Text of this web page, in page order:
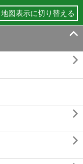
地図表示に切り替える



